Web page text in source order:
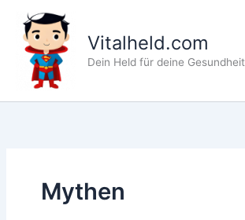
Inhalt
springen
Vitalheld.com
Dein Held für deine Gesundheit
Mythen